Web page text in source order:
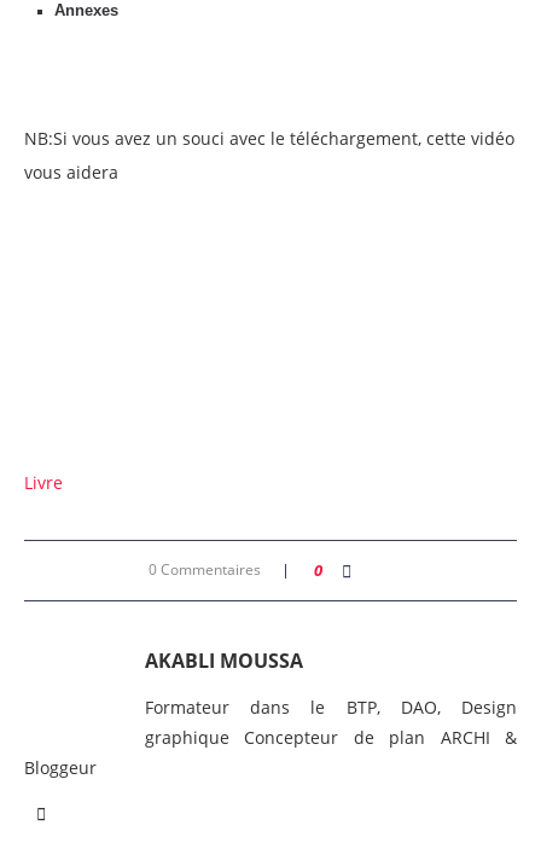
Annexes
NB:Si vous avez un souci avec le téléchargement, cette vidéo
vous aidera
Livre
0 Commentaires 0
AKABLI MOUSSA
Formateur dans le BTP, DAO, Design
graphique Concepteur de plan ARCHI &
Bloggeur